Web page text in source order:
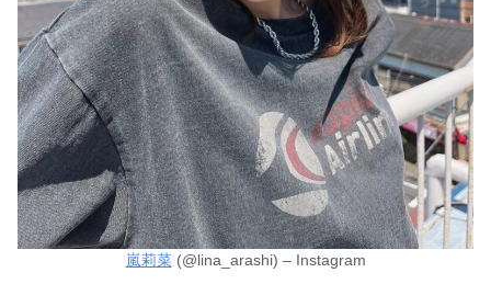
嵐莉菜(@lina_arashi) – Instagram